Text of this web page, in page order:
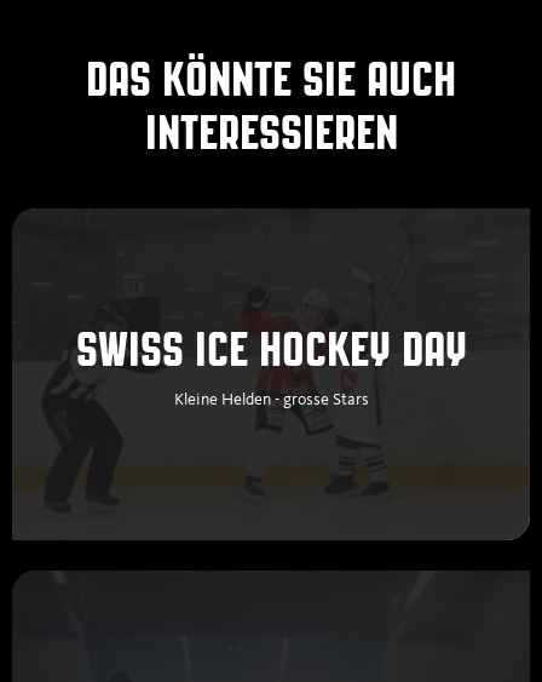
DAS KÖNNTE SIE AUCH
INTERESSIEREN
SWISS ICE HOCKEY DAY
Kleine Helden - grosse Stars